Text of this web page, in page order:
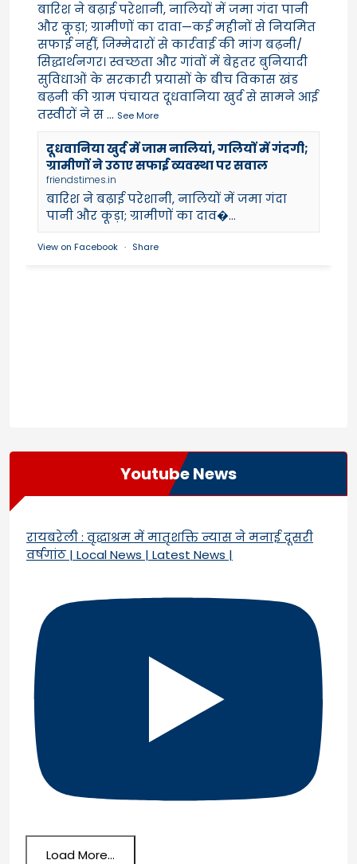
बारिश ने बढ़ाई परेशानी, नालियों में जमा गंदा पानी
और कूड़ा; ग्रामीणों का दावा—कई महीनों से नियमित
सफाई नहीं, जिम्मेदारों से कार्रवाई की मांग बढ़नी/
सिद्धार्थनगर। स्वच्छता और गांवों में बेहतर बुनियादी
सुविधाओं के सरकारी प्रयासों के बीच विकास खंड
बढ़नी की ग्राम पंचायत दूधवानिया खुर्द से सामने आई
तस्वीरों ने स... See More
दूधवानिया खुर्द में जाम नालियां, गलियों में गंदगी;
ग्रामीणों ने उठाए सफाई व्यवस्था पर सवाल
friendstimes.in
बारिश ने बढ़ाई परेशानी, नालियों में जमा गंदा
पानी और कूड़ा; ग्रामीणों का दाव�...
View on Facebook · Share
Youtube News
रायबरेली : वृद्धाश्रम में मातृशक्ति न्यास ने मनाई दूसरी
वर्षगांठ | Local News | Latest News |
Load More...